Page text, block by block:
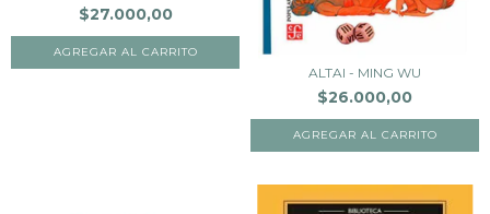
$27.000,00
ALTAI - MING WU
$26.000,00